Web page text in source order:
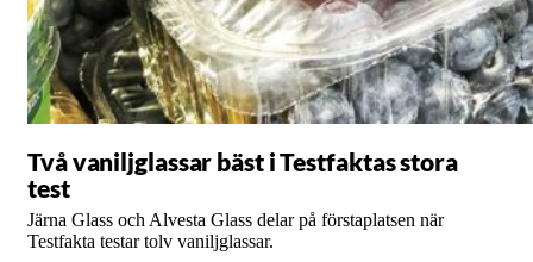
Två vaniljglassar bäst i Testfaktas stora
test
Järna Glass och Alvesta Glass delar på förstaplatsen när
Testfakta testar tolv vaniljglassar.